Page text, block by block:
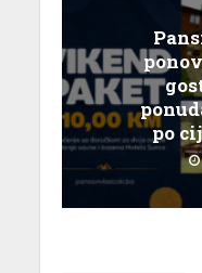
po